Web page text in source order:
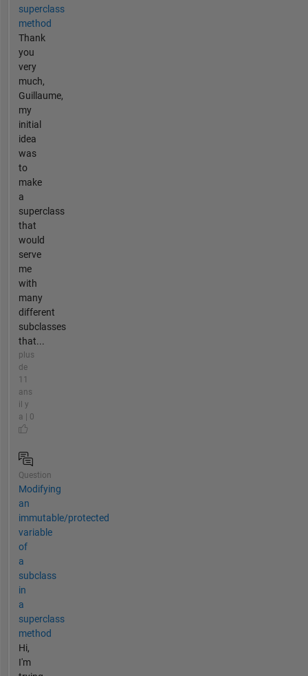
superclass
method
Thank
you
very
much,
Guillaume,
my
initial
idea
was
to
make
a
superclass
that
would
serve
me
with
many
different
subclasses
that...
plus
de
11
ans
il y
a | 0
Question
Modifying
an
immutable/protected
variable
of
a
subclass
in
a
superclass
method
Hi,
I'm